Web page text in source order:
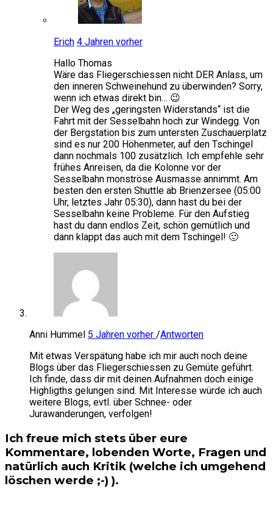
Erich 4 Jahren vorher
Hallo Thomas
Wäre das Fliegerschiessen nicht DER Anlass, um
den inneren Schweinehund zu überwinden? Sorry,
wenn ich etwas direkt bin… 😉
Der Weg des „geringsten Widerstands“ ist die
Fahrt mit der Sesselbahn hoch zur Windegg. Von
der Bergstation bis zum untersten Zuschauerplatz
sind es nur 200 Höhenmeter, auf den Tschingel
dann nochmals 100 zusätzlich. Ich empfehle sehr
frühes Anreisen, da die Kolonne vor der
Sesselbahn monströse Ausmasse annimmt. Am
besten den ersten Shuttle ab Brienzersee (05:00
Uhr, letztes Jahr 05:30), dann hast du bei der
Sesselbahn keine Probleme. Für den Aufstieg
hast du dann endlos Zeit, schön gemütlich und
dann klappt das auch mit dem Tschingel! 🙂
Anni Hummel 5 Jahren vorher /Antworten
Mit etwas Verspätung habe ich mir auch noch deine
Blogs über das Fliegerschiessen zu Gemüte geführt.
Ich finde, dass dir mit deinen Aufnahmen doch einige
Highligths gelungen sind. Mit Interesse würde ich auch
weitere Blogs, evtl. über Schnee- oder
Jurawanderungen, verfolgen!
Ich freue mich stets über eure
Kommentare, lobenden Worte, Fragen und
natürlich auch Kritik (welche ich umgehend
löschen werde ;-) ).